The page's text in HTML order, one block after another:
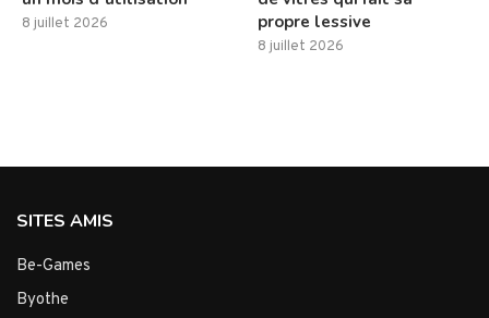
8 juillet 2026
propre lessive
8 juillet 2026
SITES AMIS
Be-Games
Byothe